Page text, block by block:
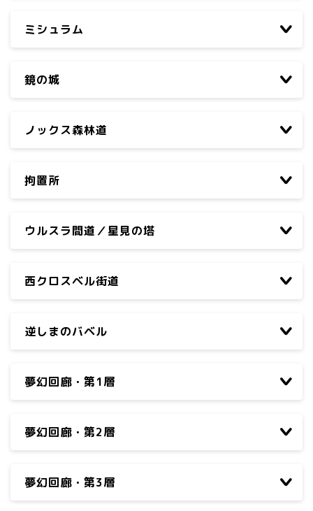
ミシュラム
鏡の城
ノックス森林道
拘置所
ウルスラ間道／星見の塔
西クロスベル街道
逆しまのバベル
夢幻回廊・第1層
夢幻回廊・第2層
夢幻回廊・第3層